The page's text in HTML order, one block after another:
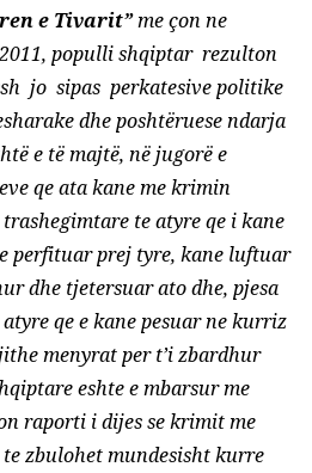
e Tivarit” me çon ne
populli shqiptar rezulton
jo sipas perkatesive politike
dhe poshtëruese ndarja
e të majtë, në jugorë e
qe ata kane me krimin
te atyre qe i kane
perfituar prej tyre, kane luftuar
dhe tjetersuar ato dhe, pjesa
qe e kane pesuar ne kurriz
menyrat per t’i zbardhur
eshte e mbarsur me
raporti i dijes se krimit me
te zbulohet mundesisht kurre